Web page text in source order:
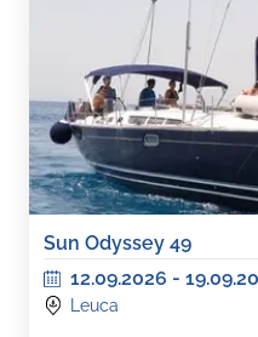
Sun Odyssey 49
12.09.2026 -
Leuca